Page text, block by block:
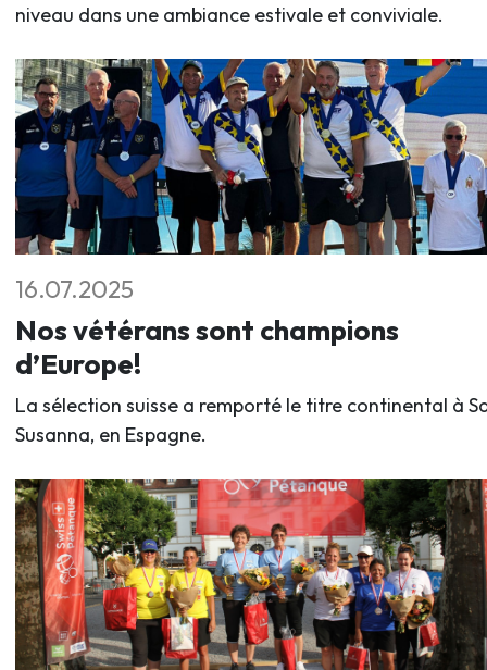
niveau dans une ambiance estivale et conviviale.
16.07.2025
Nos vétérans sont champions
d’Europe!
La sélection suisse a remporté le titre continental à
Susanna, en Espagne.